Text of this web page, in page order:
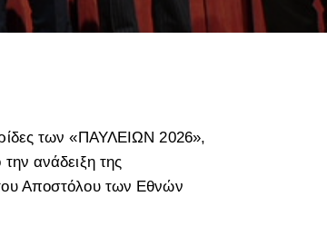
των «ΠΑΥΛΕΙΩΝ 2026»,
ανάδειξη της
Αποστόλου των Εθνών